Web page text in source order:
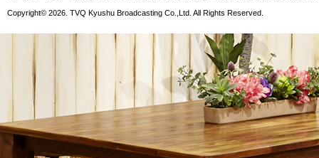
Copyright© 2026. TVQ Kyushu Broadcasting Co.,Ltd. All Rights Reserved.